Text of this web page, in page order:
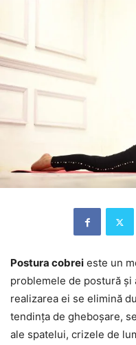
Postura cobrei este un
problemele de postură
realizarea ei se elimină
tendința de gheboșare,
ale spatelui, crizele de